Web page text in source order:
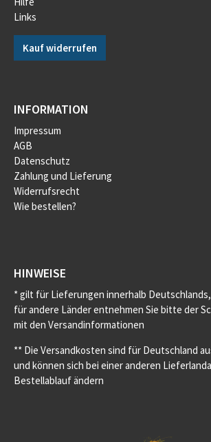
Links
Kauf widerrufen
INFORMATION
Impressum
AGB
Datenschutz
Zahlung und Lieferung
Widerrufsrecht
Wie bestellen?
HINWEISE
* gilt für Lieferungen innerhalb
für andere Länder entnehmen Sie bitte der
mit den Versandinformationen
** Die Versandkosten sind für Deutschland
und können sich bei einer anderen
Bestellablauf ändern